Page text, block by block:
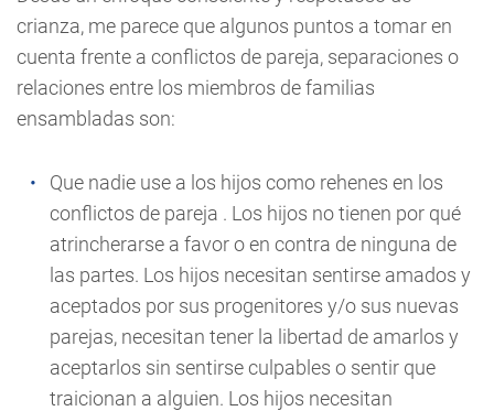
crianza, me parece que algunos puntos a tomar en
cuenta frente a conflictos de pareja, separaciones o
relaciones entre los miembros de familias
ensambladas son:
Que nadie use a los hijos como rehenes en los
conflictos de pareja . Los hijos no tienen por qué
atrincherarse a favor o en contra de ninguna de
las partes. Los hijos necesitan sentirse amados y
aceptados por sus progenitores y/o sus nuevas
parejas, necesitan tener la libertad de amarlos y
aceptarlos sin sentirse culpables o sentir que
traicionan a alguien. Los hijos necesitan